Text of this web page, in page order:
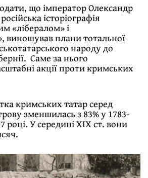
що імператор Олександр
історіографія
«лібералом» і
виношував плани тотальної
народу до
Саме за нього
акції проти кримських
кримських татар серед
зменшилась з 83% у 1783-
році. У середині ХІХ ст. вони